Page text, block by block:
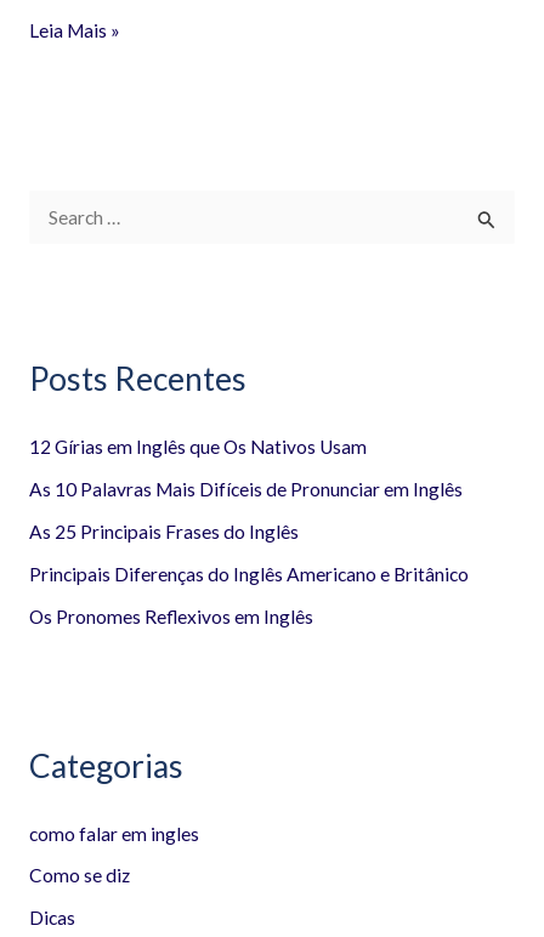
Leia Mais »
u
s
a
r
Posts Recentes
12 Gírias em Inglês que Os Nativos Usam
As 10 Palavras Mais Difíceis de Pronunciar em Inglês
As 25 Principais Frases do Inglês
Principais Diferenças do Inglês Americano e Britânico
Os Pronomes Reflexivos em Inglês
Categorias
como falar em ingles
Como se diz
Dicas